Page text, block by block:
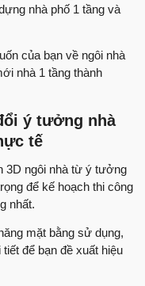
nhà phố 1 tầng và
của bạn về ngôi nhà
nhà 1 tầng thành
ý tưởng nhà
tế
3D ngôi nhà từ ý tưởng
để kế hoạch thi công
nhất.
mặt bằng sử dụng,
để bạn đề xuất hiệu